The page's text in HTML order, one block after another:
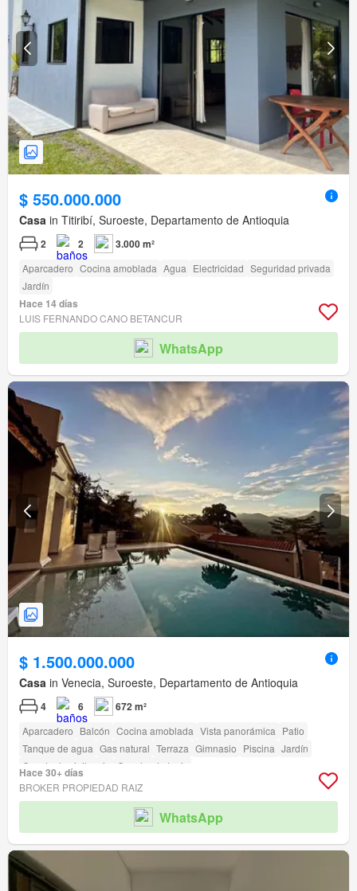
$ 550.000.000
Casa in Titiribí, Suroeste, Departamento de Antioquia
2 2 3.000 m²
Aparcadero Cocina amoblada Agua Electricidad Seguridad privada
Jardín
Hace 14 días
LUIS FERNANDO CANO BETANCUR
WhatsApp
$ 1.500.000.000
Casa in Venecia, Suroeste, Departamento de Antioquia
4 6 672 m²
Aparcadero Balcón Cocina amoblada Vista panorámica Patio
Tanque de agua Gas natural Terraza Gimnasio Piscina Jardín
Caseta de vigilancia
Cancha de tenis
Hace 30+ días
BROKER PROPIEDAD RAIZ
WhatsApp